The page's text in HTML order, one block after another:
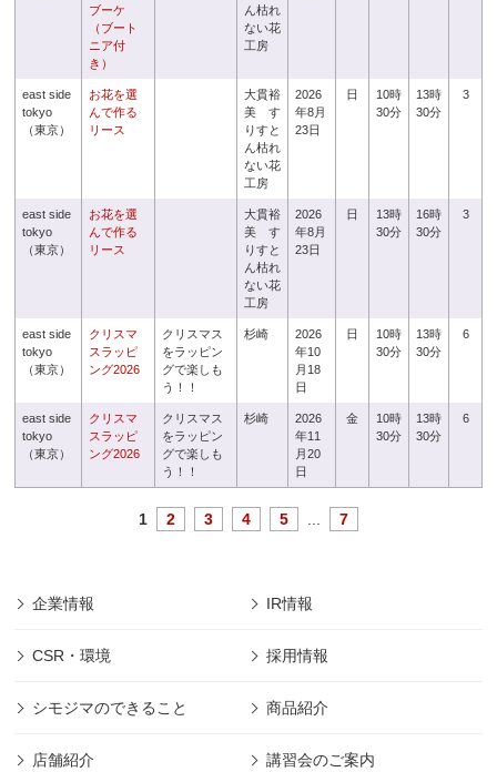
ブーケ
（ブート
ニア付
き）
ん枯れ
ない花
工房
east side
tokyo
（東京）
お花を選
んで作る
リース
大貫裕
美 す
りすと
ん枯れ
ない花
工房
2026
年8月
23日
日
10時
30分
13時
30分
3
east side
tokyo
（東京）
お花を選
んで作る
リース
大貫裕
美 す
りすと
ん枯れ
ない花
工房
2026
年8月
23日
日
13時
30分
16時
30分
3
east side
tokyo
（東京）
クリスマ
スラッピ
ング2026
クリスマス
をラッピン
グで楽しも
う！！
杉崎
2026
年10
月18
日
日
10時
30分
13時
30分
6
east side
tokyo
（東京）
クリスマ
スラッピ
ング2026
クリスマス
をラッピン
グで楽しも
う！！
杉崎
2026
年11
月20
日
金
10時
30分
13時
30分
6
1 2 3 4 5 7
企業情報 IR情報
CSR・環境 採用情報
シモジマのできること 商品紹介
店舗紹介 講習会のご案内